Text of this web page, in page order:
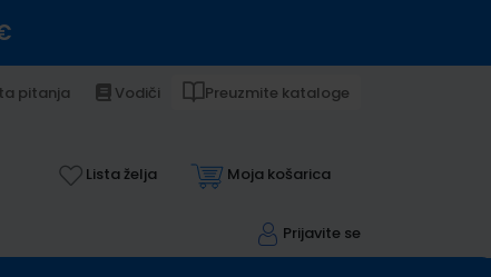
pitanja Vodiči Preuzmite kataloge
Lista želja Moja košarica
Prijavite se